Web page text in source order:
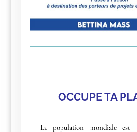
OCCUPE TA
La population mondiale est